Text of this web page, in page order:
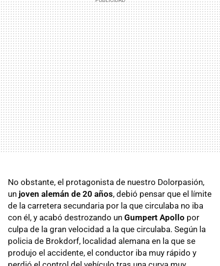
No obstante, el protagonista de nuestro Dolorpasión,
un joven alemán de 20 años, debió pensar que el límite
de la carretera secundaria por la que circulaba no iba
con él, y acabó destrozando un Gumpert Apollo por
culpa de la gran velocidad a la que circulaba. Según la
policia de Brokdorf, localidad alemana en la que se
produjo el accidente, el conductor iba muy rápido y